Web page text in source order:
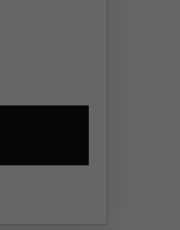
Metabo